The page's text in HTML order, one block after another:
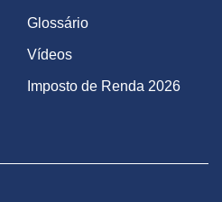
Glossário
Vídeos
Imposto de Renda 2026